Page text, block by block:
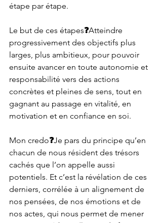
étape par étape.
Le but de ces étapes❓Atteindre
progressivement des objectifs plus
larges, plus ambitieux, pour pouvoir
ensuite avancer en toute autonomie et
responsabilité vers des actions
concrètes et pleines de sens, tout en
gagnant au passage en vitalité, en
motivation et en confiance en soi.
Mon credo❓Je pars du principe qu’en
chacun de nous résident des trésors
cachés que l’on appelle aussi
potentiels. Et c’est la révélation de ces
derniers, corrélée à un alignement de
nos pensées, de nos émotions et de
nos actes, qui nous permet de mener